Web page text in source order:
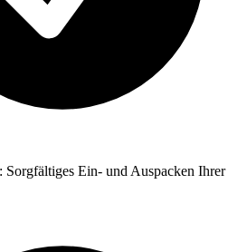
Sorgfältiges Ein- und Auspacken Ihrer